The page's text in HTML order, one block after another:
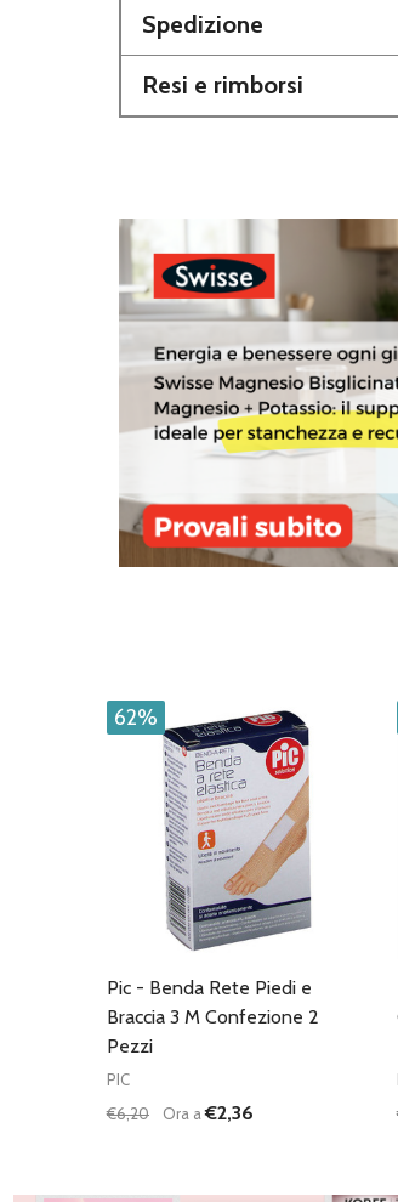
Spedizione
Resi e rimborsi
62%
Pic - Benda Rete Piedi e
Braccia 3 M Confezione 2
Pezzi
PIC
€6,20
Ora a€2,36